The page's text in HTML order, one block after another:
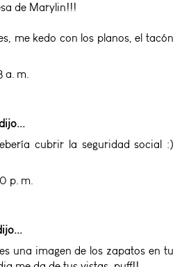
de Marylin!!!
me kedo con los planos, el tacón
a. m.
cubrir la seguridad social :)
p. m.
una imagen de los zapatos en tu